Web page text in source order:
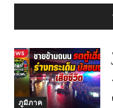
ภูมิภาค